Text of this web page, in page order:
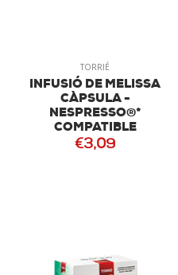
TORRIÉ
INFUSIÓ DE MELISSA
CÀPSULA -
NESPRESSO®*
COMPATIBLE
€3,09